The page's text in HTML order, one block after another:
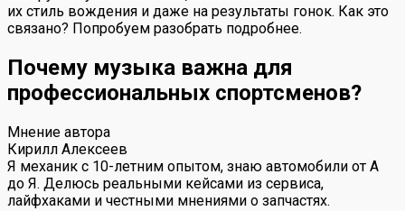
их стиль вождения и даже на результаты гонок. Как это
связано? Попробуем разобрать подробнее.
Почему музыка важна для
профессиональных спортсменов?
Мнение автора
Кирилл Алексеев
Я механик с 10-летним опытом, знаю автомобили от А
до Я. Делюсь реальными кейсами из сервиса,
лайфхаками и честными мнениями о запчастях.